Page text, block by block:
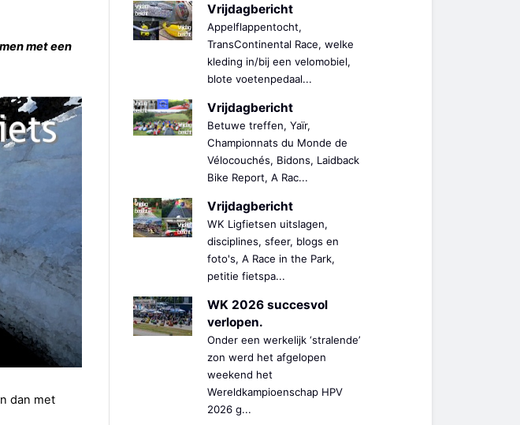
EHPVA & EuSupino 🡺
met een
dan met
Vrijdagbericht
Appelflappentocht,
TransContinental Race, welke
kleding in/bij een velomobiel,
blote voetenpedaal...
Vrijdagbericht
Betuwe treffen, Yaïr,
Championnats du Monde de
Vélocouchés, Bidons, Laidback
Bike Report, A Rac...
Vrijdagbericht
WK Ligfietsen uitslagen,
disciplines, sfeer, blogs en
foto's, A Race in the Park,
petitie fietspa...
WK 2026 succesvol
verlopen.
Onder een werkelijk ‘stralende’
zon werd het afgelopen
weekend het
Wereldkampioenschap HPV
2026 g...